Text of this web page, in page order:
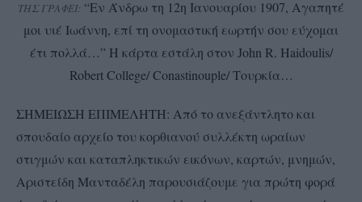
ΤΗΣ ΓΡΑΦΕΙ: “Εν Άνδρω τη 12η Ιανουαρίου 1907, Αγαπητέ
μοι υιέ Ιωάννη, επί τη ονομαστική εωρτήν σου εύχομαι
έτι πολλά…” Η κάρτα εστάλη στον John R. Haidoulis/
Robert College/ Conastinouple/ Τουρκία…
ΣΗΜΕΙΩΣΗ ΕΠΙΜΕΛΗΤΗ: Από το ανεξάντλητο και
σπουδαίο αρχείο του κορθιανού συλλέκτη ωραίων
στιγμών και καταπληκτικών εικόνων, καρτών, μνημών,
Αριστείδη Μανταδέλη παρουσιάζουμε για πρώτη φορά